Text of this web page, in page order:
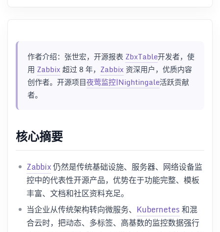
作者介绍：张世宏，开源报表 ZbxTable开发者，使
用 Zabbix 超过 8 年， Zabbix 资深用户，优质内容
创作者。开源项目夜莺监控|Nightingale活跃贡献
者。
核心摘要
Zabbix仍然是传统基础设施、服务器、网络设备监
控中的代表性开源产品，优势在于功能完整、模板
丰富、文档和社区资料充足。
当企业从传统架构转向微服务、 Kubernetes和混
合云时，把动态、多标签、高基数的监控数据强行